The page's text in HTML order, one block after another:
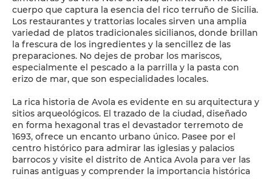
cuerpo que captura la esencia del rico terruño de Sicilia.
Los restaurantes y trattorias locales sirven una amplia
variedad de platos tradicionales sicilianos, donde brillan
la frescura de los ingredientes y la sencillez de las
preparaciones. No dejes de probar los mariscos,
especialmente el pescado a la parrilla y la pasta con
erizo de mar, que son especialidades locales.
La rica historia de Avola es evidente en su arquitectura y
sitios arqueológicos. El trazado de la ciudad, diseñado
en forma hexagonal tras el devastador terremoto de
1693, ofrece un encanto urbano único. Pasee por el
centro histórico para admirar las iglesias y palacios
barrocos y visite el distrito de Antica Avola para ver las
ruinas antiguas y comprender la importancia histórica